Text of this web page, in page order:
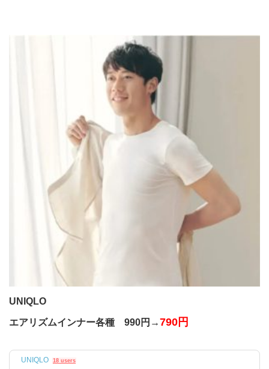
UNIQLO
エアリズムインナー各種 990円→790円
UNIQLO 18 users